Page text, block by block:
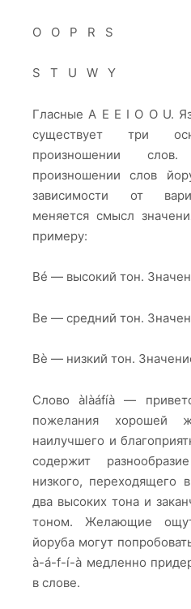
O O P R S
S T U W Y
Гласные A E E I O O U.
существует три
произношении
произношении слов
зависимости от
меняется смысл
примеру:
Bé — высокий тон.
Be — средний тон.
Bè — низкий тон.
Слово àlàáfíà —
пожелания хорошей
наилучшего и
содержит
низкого, переходящего
два высоких тона и
тоном. Желающие
йоруба могут
à-á-f-í-à медленно
в слове.